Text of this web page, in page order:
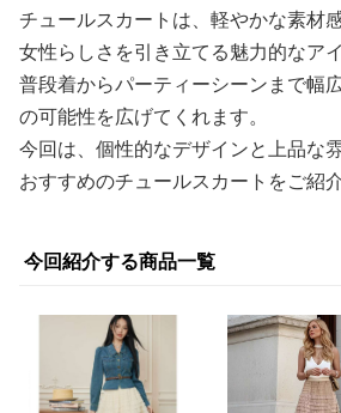
チュールスカートは、軽やかな素材
女性らしさを引き立てる魅力的なアイ
普段着からパーティーシーンまで幅
の可能性を広げてくれます。
今回は、個性的なデザインと上品な
おすすめのチュールスカートをご紹介
今回紹介する商品一覧